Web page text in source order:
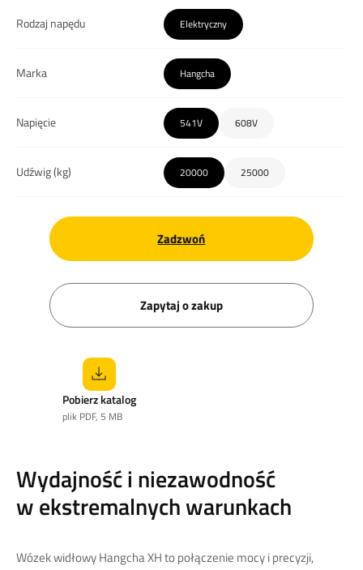
Rodzaj napędu Elektryczny
Marka Hangcha
Napięcie 541V 608V
Udźwig (kg) 20000 25000
Zadzwoń
Zapytaj o zakup
Pobierz katalog
plik PDF, 5 MB
Wydajność i niezawodność
w ekstremalnych warunkach
Wózek widłowy Hangcha XH to połączenie mocy i precyzji,